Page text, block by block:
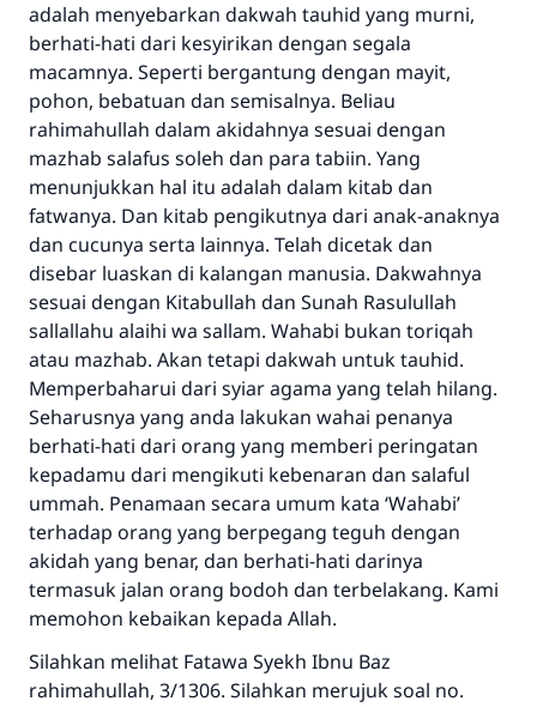
adalah menyebarkan dakwah tauhid yang murni,
berhati-hati dari kesyirikan dengan segala
macamnya. Seperti bergantung dengan mayit,
pohon, bebatuan dan semisalnya. Beliau
rahimahullah dalam akidahnya sesuai dengan
mazhab salafus soleh dan para tabiin. Yang
menunjukkan hal itu adalah dalam kitab dan
fatwanya. Dan kitab pengikutnya dari anak-anaknya
dan cucunya serta lainnya. Telah dicetak dan
disebar luaskan di kalangan manusia. Dakwahnya
sesuai dengan Kitabullah dan Sunah Rasulullah
sallallahu alaihi wa sallam. Wahabi bukan toriqah
atau mazhab. Akan tetapi dakwah untuk tauhid.
Memperbaharui dari syiar agama yang telah hilang.
Seharusnya yang anda lakukan wahai penanya
berhati-hati dari orang yang memberi peringatan
kepadamu dari mengikuti kebenaran dan salaful
ummah. Penamaan secara umum kata ‘Wahabi’
terhadap orang yang berpegang teguh dengan
akidah yang benar, dan berhati-hati darinya
termasuk jalan orang bodoh dan terbelakang. Kami
memohon kebaikan kepada Allah.
Silahkan melihat Fatawa Syekh Ibnu Baz
rahimahullah, 3/1306. Silahkan merujuk soal no.
Jawaban no. 110845
menyelamatkan pernikahan.
Bantu kami dalam memberikan jawaban untuk umat
Rasulullah ﷺ bersabda
"Siapa yang menunjukkan suatu kebaikan,
meka dia akan mendapatkan pahala yang
sama dengan orang yang melakukannya"
MUSLIM, 1893
Saham